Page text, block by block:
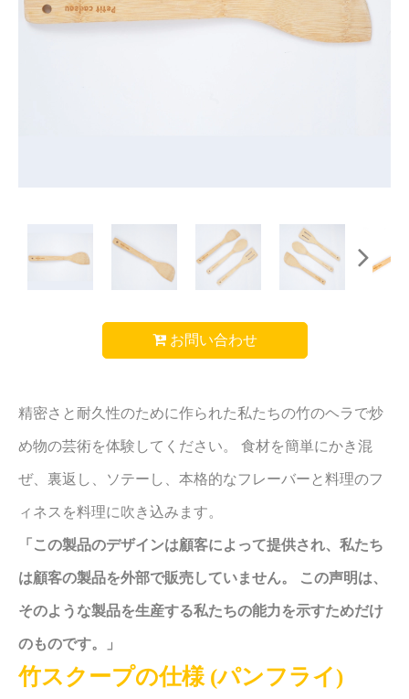
お問い合わせ
精密さと耐久性のために作られた私たちの竹のヘラで炒
め物の芸術を体験してください。 食材を簡単にかき混
ぜ、裏返し、ソテーし、本格的なフレーバーと料理のフ
ィネスを料理に吹き込みます。
「この製品のデザインは顧客によって提供され、私たち
は顧客の製品を外部で販売していません。 この声明は、
そのような製品を生産する私たちの能力を示すためだけ
のものです。」
竹スクープの仕様 (パンフライ)